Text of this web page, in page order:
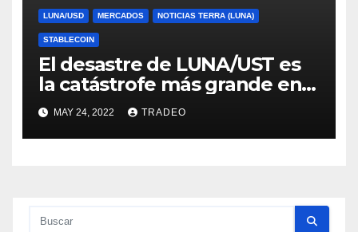
LUNA/USD MERCADOS NOTICIAS TERRA (LUNA)
STABLECOIN
El desastre de LUNA/UST es
la catástrofe más grande en
cripto desde Mt. Gox, señala
Delphi
MAY 24, 2022 TRADEO